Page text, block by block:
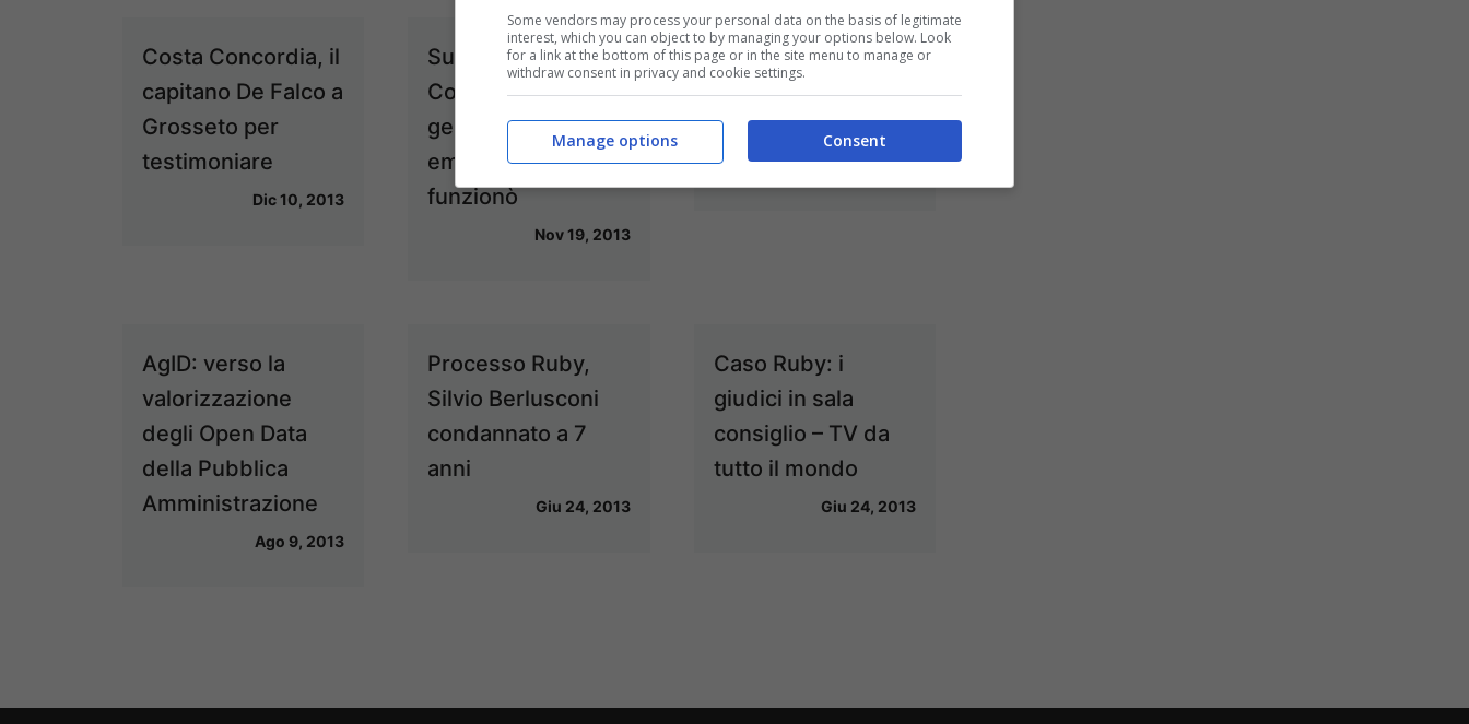
Costa Concordia, il
capitano De Falco a
Grosseto per
testimoniare
Dic 10, 2013
Sulla Costa
Concordia il
generatore di
emergenza non
funzionò
Nov 19, 2013
Amanda Knox: “Ho
già detto tutto
quello che sapevo”
Set 21, 2013
AgID: verso la
valorizzazione
degli Open Data
della Pubblica
Amministrazione
Ago 9, 2013
Processo Ruby,
Silvio Berlusconi
condannato a 7
anni
Giu 24, 2013
Caso Ruby: i
giudici in sala
consiglio – TV da
tutto il mondo
Giu 24, 2013
Some vendors may process your personal data on the basis of legitimate
interest, which you can object to by managing your options below. Look
for a link at the bottom of this page or in the site menu to manage or
withdraw consent in privacy and cookie settings.
Consent
Manage options